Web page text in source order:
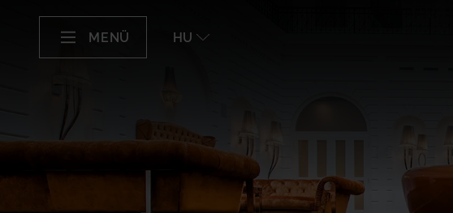
MENÜ HU